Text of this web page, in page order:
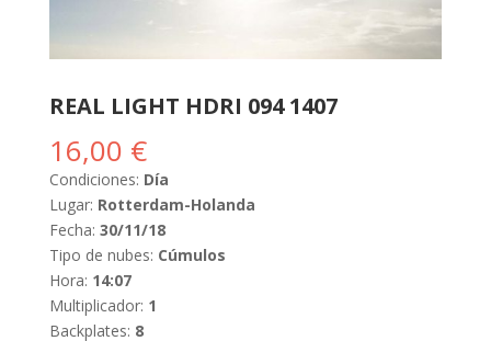
REAL LIGHT HDRI 094 1407
16,00 €
Condiciones: Día
Lugar: Rotterdam-Holanda
Fecha: 30/11/18
Tipo de nubes: Cúmulos
Hora: 14:07
Multiplicador: 1
Backplates: 8